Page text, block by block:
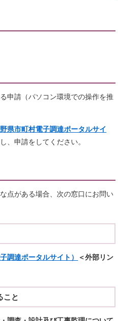
申請（パソコン環境での操作を推
県市町村電子調達ポータルサイ
、申請をしてください。
点がある場合、次の窓口にお問い
調達ポータルサイト）
＜外部リン
こと